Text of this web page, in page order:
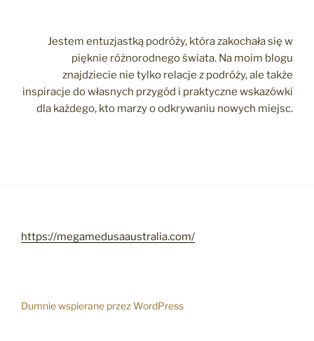
Jestem entuzjastką podróży, która zakochała się w
pięknie różnorodnego świata. Na moim blogu
znajdziecie nie tylko relacje z podróży, ale także
inspiracje do własnych przygód i praktyczne wskazówki
dla każdego, kto marzy o odkrywaniu nowych miejsc.
https://megamedusaaustralia.com/
Dumnie wspierane przez WordPress